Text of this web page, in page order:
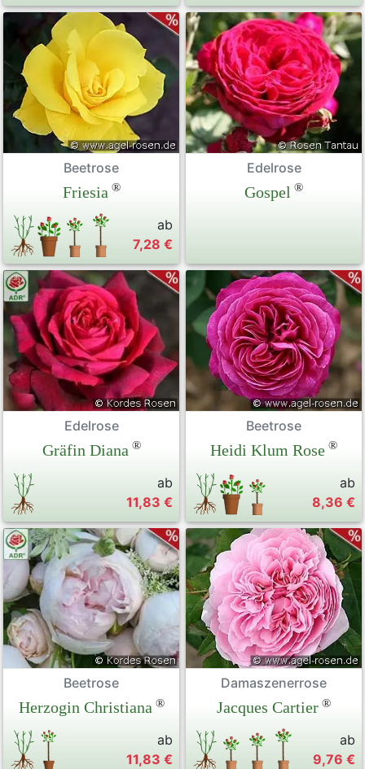
Beetrose
Friesia ®
ab
7,28 €
Edelrose
Gospel ®
Edelrose
Gräfin Diana ®
ab
11,83 €
Beetrose
Heidi Klum Rose ®
ab
8,36 €
Beetrose
Herzogin Christiana ®
ab
11,83 €
Damaszenerrose
Jacques Cartier ®
ab
9,76 €